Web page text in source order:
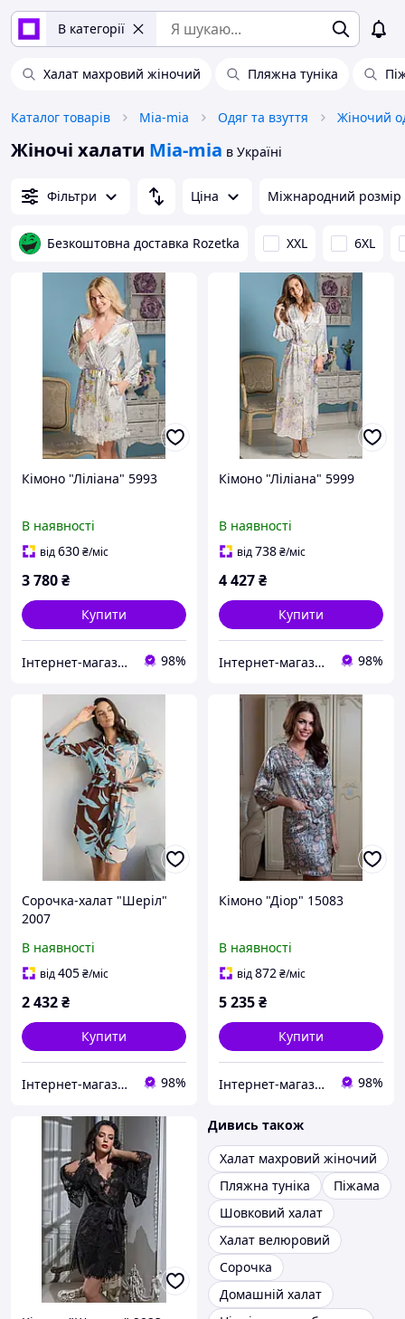
В категорії
Халат махровий жіночий Пляжна туніка
Каталог товарів Mia-mia Одяг та взуття Жіночий
Жіночі халати Mia-mia в Україні
Фільтри Ціна Міжнародний розмір
Безкоштовна доставка Rozetka XXL 6XL
Кімоно "Ліліана" 5993
В наявності
від630₴/міс
3 780₴
Купити
Інтернет-магазин "Carmen" 98%
Кімоно "Ліліана" 5999
В наявності
від738₴/міс
4 427₴
Купити
Інтернет-магазин "Carmen" 98%
Сорочка-халат "Шеріл"
2007
В наявності
від405₴/міс
2 432₴
Купити
Інтернет-магазин "Carmen" 98%
Кімоно "Діор" 15083
В наявності
від872₴/міс
5 235₴
Купити
Інтернет-магазин "Carmen" 98%
Дивись також
Халат махровий жіночий
Пляжна туніка
Піжама
Шовковий халат
Халат велюровий
Сорочка
Домашній халат